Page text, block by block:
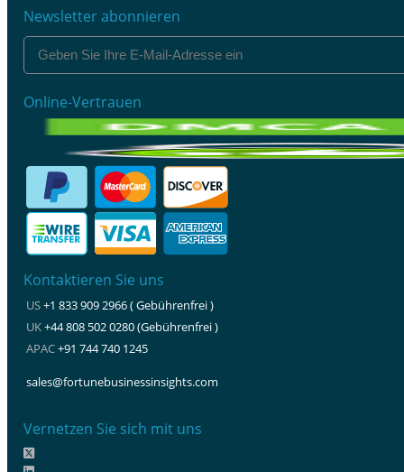
Newsletter abonnieren
Online-Vertrauen
Kontaktieren Sie uns
US+1 833 909 2966 ( Gebührenfrei )
UK+44 808 502 0280 (Gebührenfrei )
APAC+91 744 740 1245
sales@fortunebusinessinsights.com
Vernetzen Sie sich mit uns